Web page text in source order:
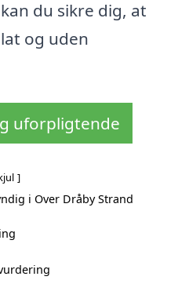
du sikre dig, at
og uden
uforpligtende
i Over Dråby Strand